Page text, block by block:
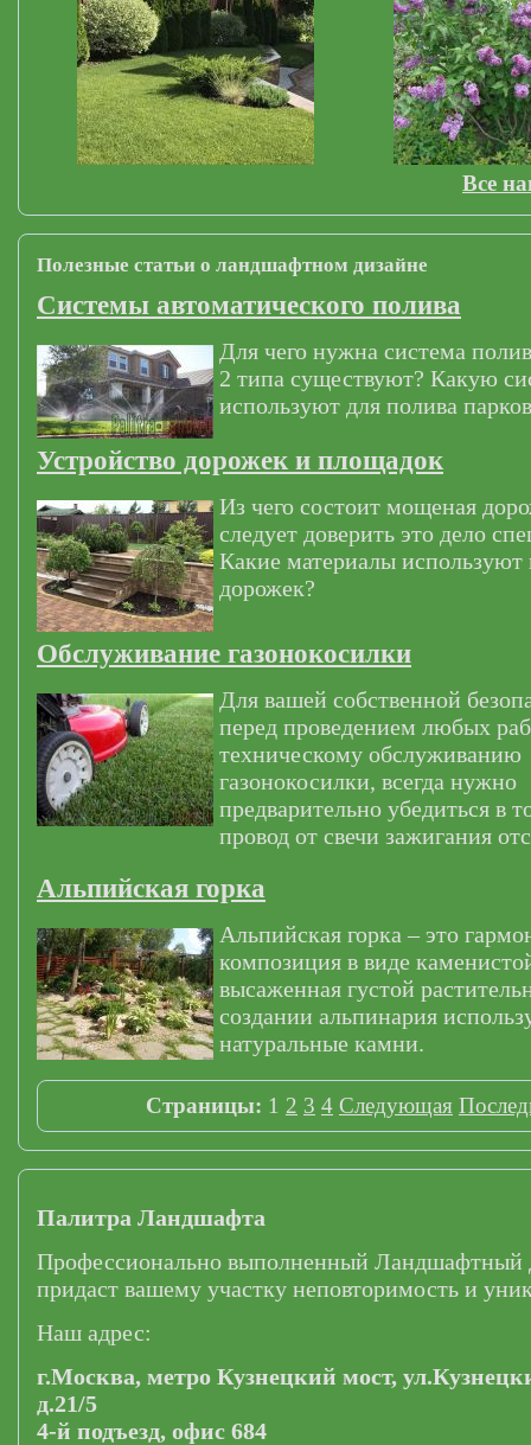
Все
Полезные статьи о ландшафтном дизайне
Системы автоматического полива
Для чего нужна система
2 типа существуют? Какую
используют для полива
Устройство дорожек и площадок
Из чего состоит мощеная
следует доверить это дело
Какие материалы
дорожек?
Обслуживание газонокосилки
Для вашей собственной
перед проведением любых
техническому обслуживанию
газонокосилки, всегда нужно
предварительно убедиться в
провод от свечи зажигания
Альпийская горка
Альпийская горка – это
композиция в виде
высаженная густой
создании альпинария
натуральные камни.
Страницы: 1 2 3 4 Следующая
Палитра Ландшафта
Профессионально выполненный Ландшафтный
придаст вашему участку неповторимость и
Наш адрес:
г.Москва, метро Кузнецкий мост,
д.21/5
4-й подъезд, офис 684